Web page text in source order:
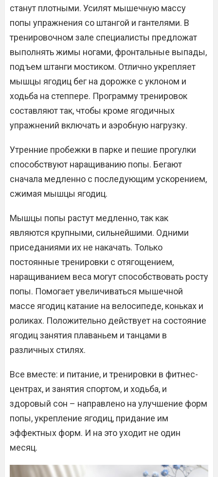
станут плотными. Усилят мышечную массу
попы упражнения со штангой и гантелями. В
тренировочном зале специалисты предложат
выполнять жимы ногами, фронтальные выпады,
подъем штанги мостиком. Отлично укрепляет
мышцы ягодиц бег на дорожке с уклоном и
ходьба на степпере. Программу тренировок
составляют так, чтобы кроме ягодичных
упражнений включать и аэробную нагрузку.
Утренние пробежки в парке и пешие прогулки
способствуют наращиванию попы. Бегают
сначала медленно с последующим ускорением,
сжимая мышцы ягодиц.
Мышцы попы растут медленно, так как
являются крупными, сильнейшими. Одними
приседаниями их не накачать. Только
постоянные тренировки с отягощением,
наращиванием веса могут способствовать росту
попы. Помогает увеличиваться мышечной
массе ягодиц катание на велосипеде, коньках и
роликах. Положительно действует на состояние
ягодиц занятия плаваньем и танцами в
различных стилях.
Все вместе: и питание, и тренировки в фитнес-
центрах, и занятия спортом, и ходьба, и
здоровый сон – направлено на улучшение форм
попы, укрепление ягодиц, придание им
эффектных форм. И на это уходит не один
месяц.